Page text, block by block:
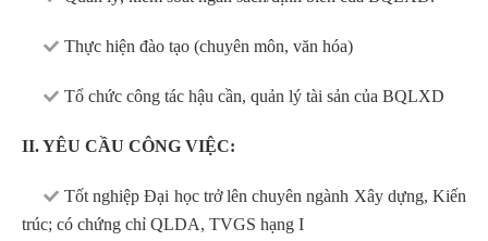
Thực hiện đào tạo (chuyên môn, văn hóa)
Tổ chức công tác hậu cần, quản lý tài sản của BQLXD
II. YÊU CẦU CÔNG VIỆC:
Tốt nghiệp Đại học trở lên chuyên ngành Xây dựng, Kiến
trúc; có chứng chỉ QLDA, TVGS hạng I